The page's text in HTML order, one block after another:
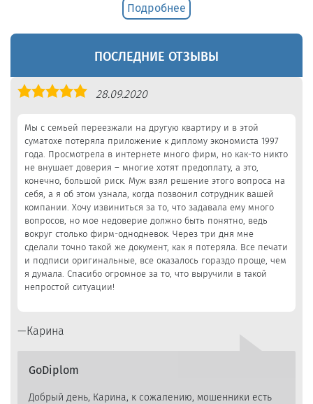
Подробнее
ПОСЛЕДНИЕ ОТЗЫВЫ
Оценка
28.09.2020
Мы с семьей переезжали на другую квартиру и в этой
суматохе потеряла приложение к диплому экономиста 1997
года. Просмотрела в интернете много фирм, но как-то никто
не внушает доверия – многие хотят предоплату, а это,
конечно, большой риск. Муж взял решение этого вопроса на
себя, а я об этом узнала, когда позвонил сотрудник вашей
компании. Хочу извиниться за то, что задавала ему много
вопросов, но мое недоверие должно быть понятно, ведь
вокруг столько фирм-однодневок. Через три дня мне
сделали точно такой же документ, как я потеряла. Все печати
и подписи оригинальные, все оказалось гораздо проще, чем
я думала. Спасибо огромное за то, что выручили в такой
непростой ситуации!
Карина
GoDiplom
Добрый день, Карина, к сожалению, мошенники есть